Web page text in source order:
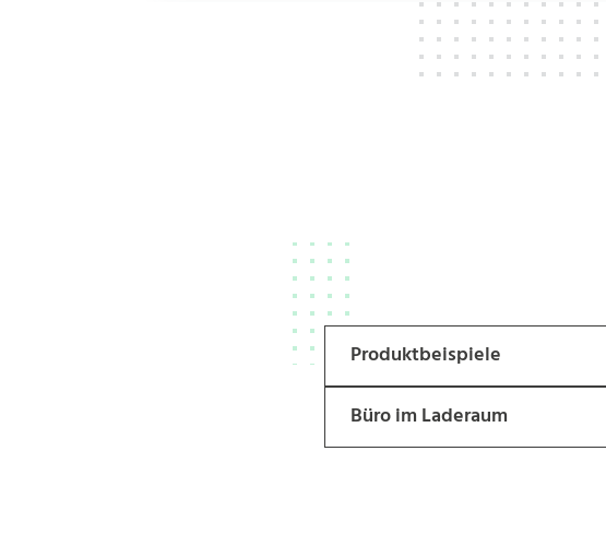
Produktbeispiele
Büro im Laderaum